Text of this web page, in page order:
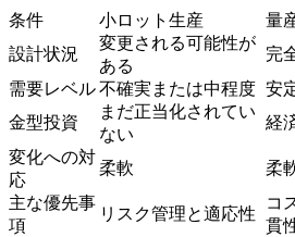
条件 小ロット生産
量
設計状況
変更される可能性が
ある
完
需要レベル不確実または中程度 安
金型投資
まだ正当化されてい
ない
経
変化への対
応
柔軟
柔
主な優先事
項
リスク管理と適応性
コ
貫